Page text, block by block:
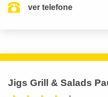
ver telefone
Jigs Grill & Salads